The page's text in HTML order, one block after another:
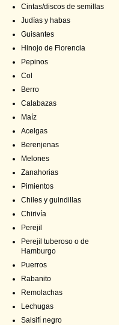
Cintas/discos de semillas
Judías y habas
Guisantes
Hinojo de Florencia
Pepinos
Col
Berro
Calabazas
Maíz
Acelgas
Berenjenas
Melones
Zanahorias
Pimientos
Chiles y guindillas
Chirivía
Perejil
Perejil tuberoso o de
Hamburgo
Puerros
Rabanito
Remolachas
Lechugas
Salsifí negro